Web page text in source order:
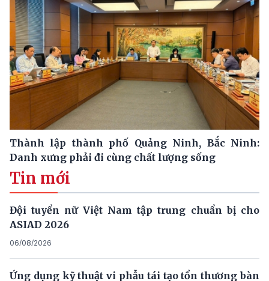
Thành lập thành phố Quảng Ninh, Bắc Ninh:
Danh xưng phải đi cùng chất lượng sống
Tin mới
Đội tuyển nữ Việt Nam tập trung chuẩn bị cho
ASIAD 2026
06/08/2026
Ứng dụng kỹ thuật vi phẫu tái tạo tổn thương bàn